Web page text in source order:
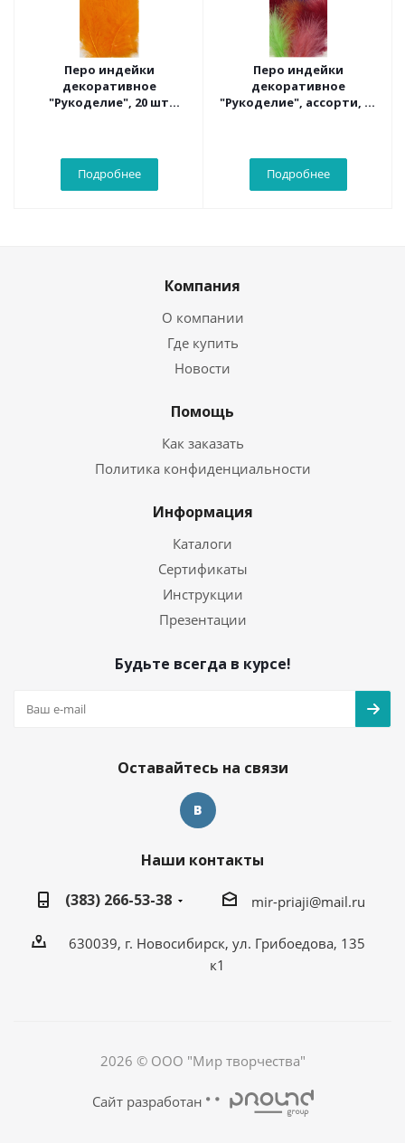
Перо индейки
декоративное
"Рукоделие", 20 шт
Подробнее
Перо индейки
декоративное
"Рукоделие", ассорти, 20
Подробнее
Компания
О компании
Где купить
Новости
Помощь
Как заказать
Политика конфиденциальности
Информация
Каталоги
Сертификаты
Инструкции
Презентации
Будьте всегда в курсе!
Оставайтесь на связи
Наши контакты
(383) 266-53-38
mir-priaji@mail.ru
630039, г. Новосибирск, ул. Грибоедова, 135
к1
2026 © ООО "Мир творчества"
Сайт разработан